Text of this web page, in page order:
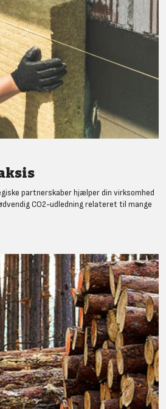
partnerskaber hjælper din virksomhed
CO2-udledning relateret til mange